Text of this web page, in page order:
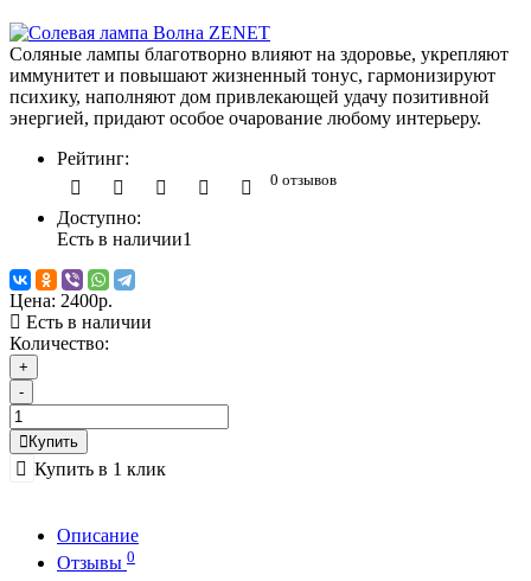
Соляные лампы благотворно влияют на здоровье, укрепляют
иммунитет и повышают жизненный тонус, гармонизируют
психику, наполняют дом привлекающей удачу позитивной
энергией, придают особое очарование любому интерьеру.
Рейтинг:
0 отзывов
Доступно:
Есть в наличии1
Цена: 2400р.
Есть в наличии
Количество:
+
-
Купить
Купить в 1 клик
Описание
Отзывы 0